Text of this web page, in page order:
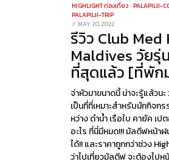
HIGHLIGHT ท่องเที่ยว /PALAPILII-
PALAPILII-TRIP
POSTED
ON
MAY 20, 2022
20,
2022
รีวิว Club Med
Maldives วัยรุ่
ที่สุดแล้ว [ที่พั
จ่าหัวมาขนาดนี้ น่าจะรู้แล้วน
เป็นที่ที่เหมาะสำหรับนักกิจก
หว่าง ดำน้ำ เรือใบ คายัค เ
อะไร ที่นี่มีหมด!!! มัลดีฟหน้า
ได้!! และราคาถูกกว่าช่วง
ว่าไปเที่ยวมัลดีฟ จะต้องไปห